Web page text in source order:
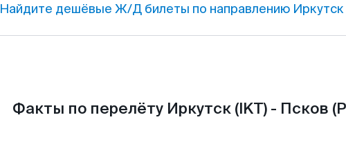
Найдите дешёвые Ж/Д билеты по направлению
Факты по перелёту Иркутск (IKT) - Псков